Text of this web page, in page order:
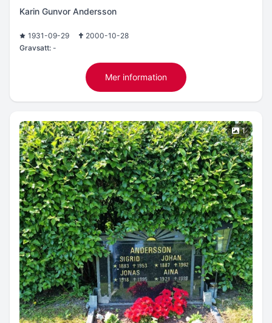
Karin Gunvor Andersson
1931-09-29
2000-10-28
Gravsatt: -
Mer information
1